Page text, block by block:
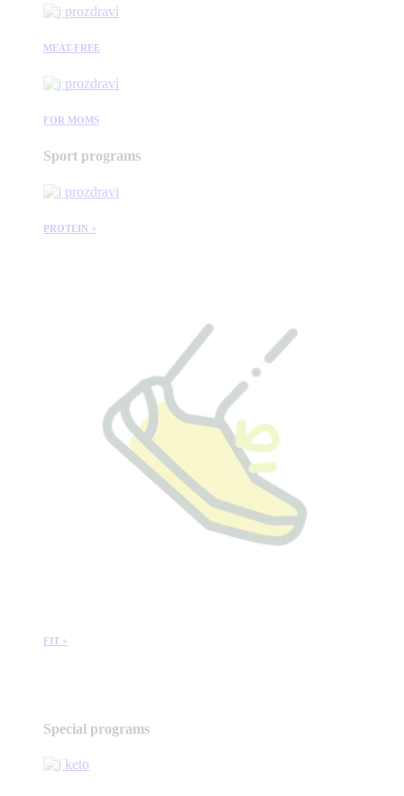
MEAT-FREE
FOR MOMS
Sport programs
PROTEIN +
FIT +
Special programs